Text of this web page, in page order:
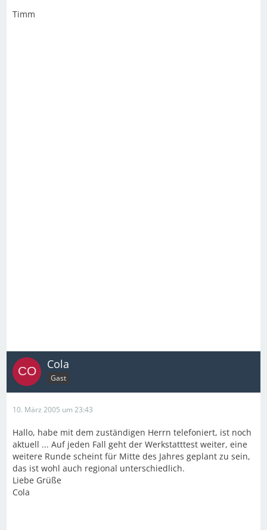
Timm
Cola
Gast
10. März 2005 um 23:43
Hallo, habe mit dem zuständigen Herrn telefoniert, ist noch
aktuell ... Auf jeden Fall geht der Werkstatttest weiter, eine
weitere Runde scheint für Mitte des Jahres geplant zu sein,
das ist wohl auch regional unterschiedlich.
Liebe Grüße
Cola